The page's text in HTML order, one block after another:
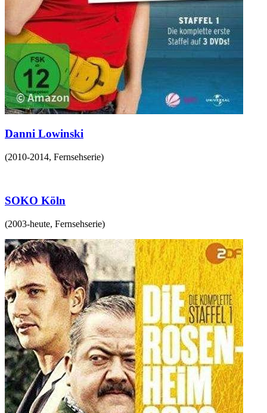
Danni Lowinski
(2010-2014, Fernsehserie)
SOKO Köln
(2003-heute, Fernsehserie)